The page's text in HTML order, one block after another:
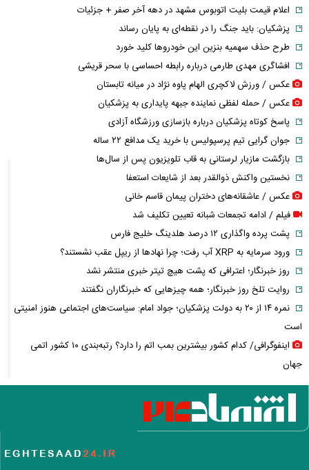
اعلام قیمت بلیت اتوبوس مشهد در دهه آخر صفر + جزئیات
پزشکیان: باید جنگ را در نقطه‌ای به پایان رساند
طرح حذف سهمیه بنزین این خودرو‌ها کلید خورد
افشاگری مهدی طارمی درباره رابطه احساسی با سحر قریشی
عکس / ورزش لاکچری الهام پاوه نژاد در میانه تابستان
عکس / حمله لفظی نماینده جبهه پایداری به پزشکیان
پاسخ کوتاه پزشکیان درباره بازسازی ورزشگاه آزادی
جوان گرایی تیم پرسپولیس با خرید یک مدافع ۲۲ ساله
بازگشت مازیار لرستانی به قاب تلویزیون پس از سال‌ها
نخستین واکنش ذوالقدر بعد از شایعات استعفا
عکس / عاشقانه‌های دختران پیمان قاسم خانی
فیلم / ادامه تجمعات شبانه تعیین تکلیف شد
پشت پرده واگذاری ۱۲ درصد هلدینگ خلیج فارس
ورود سرمایه به XRP آب رفت؛ چرا نهادها از ریپل عقب نشستند؟
روز خبرنگار؛ اعترافی که پشت هیچ تیتر خبری منتشر نشد
روایت تلخ روز خبرنگار؛ همه چیزهایی که خبرنگاران نگفتند
نمره ۱۴ از ۲۰ به دولت پزشکیان؛ جواد امام: سیاست‌های اجتماعی هنوز امنیتی
است
اینفوگرافی/ کدام کشور بیشترین بمب اتم را دارد؟ رتبه‌بندی ۱۰ کشور اتمی
جهان
معین، شادمهر و بیژن مرتضوی در راه ایران؟ / حرف تازه پزشکیان دوباره
جنجال به پا کرد
واکنش دفتر معاون اول ریاست جمهوری به یک گزارش درباره کسری بودجه و
چگونه جنگ معاملات «هوش مصنوعی» ترامپ در خلیج فارس را نابود کرد؟